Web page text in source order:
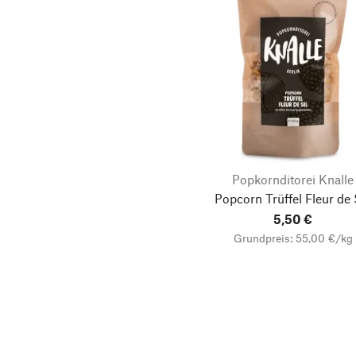
Popkornditorei Knalle
Popcorn Trüffel Fleur de
5,50 €
Grundpreis: 55,00 €/kg